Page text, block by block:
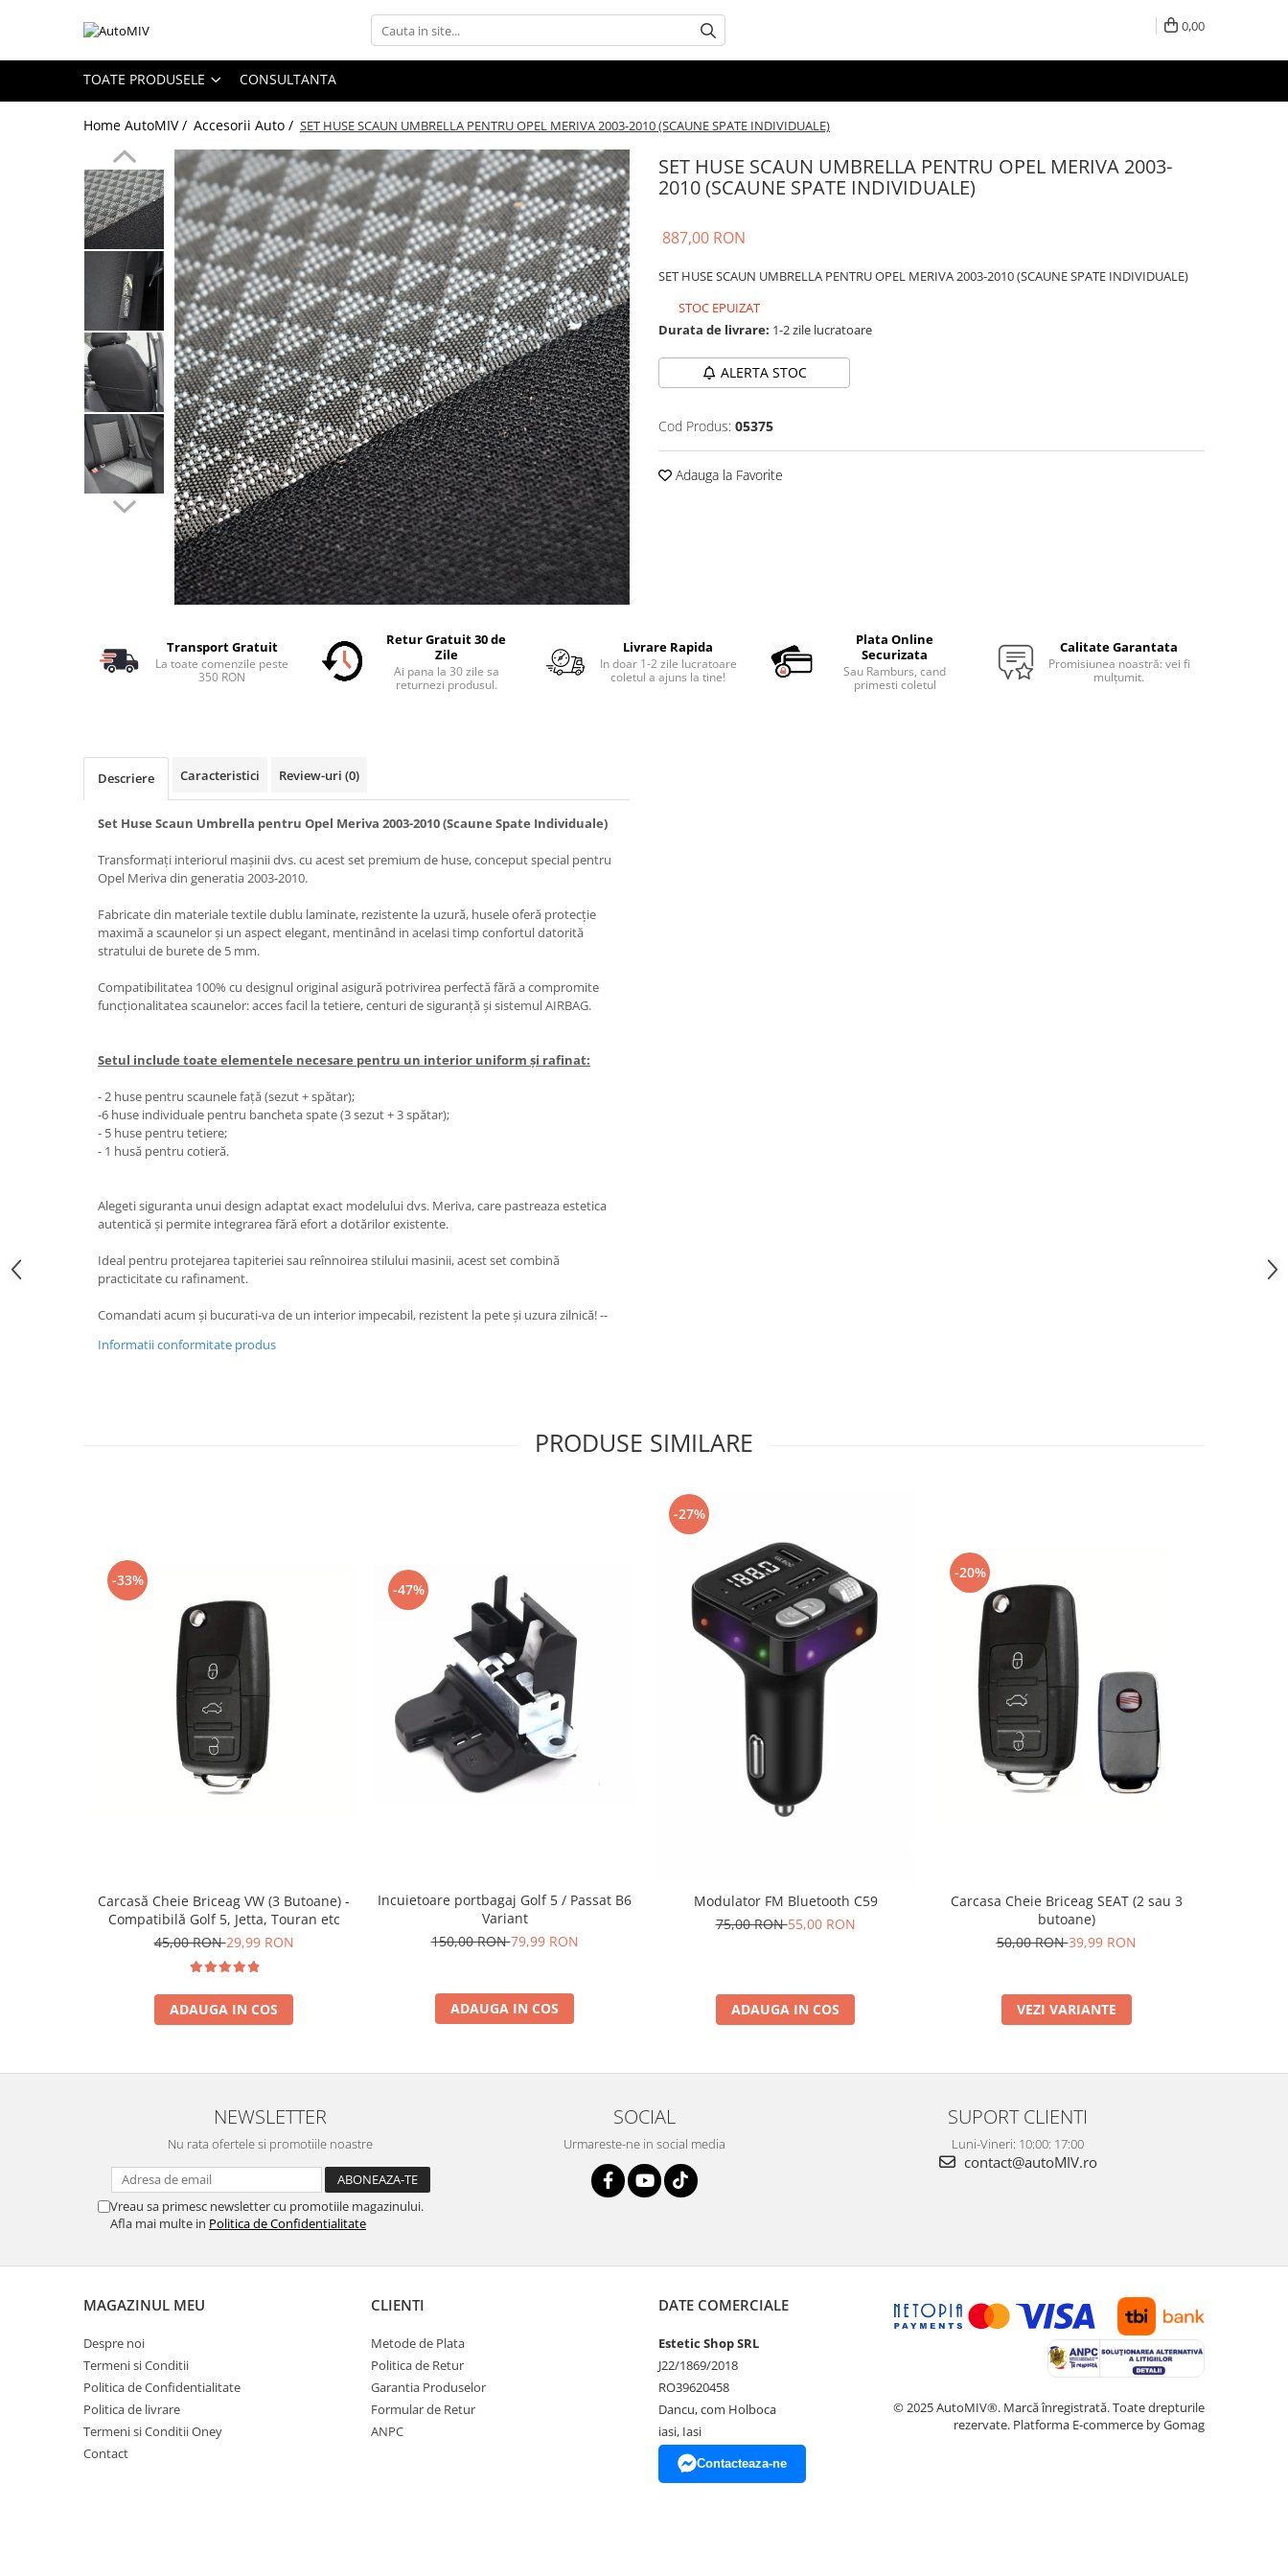
Toate Produsele
Oferta Saptamanii
Bloc Lumini
Butoane Reglare Oglinzi
Seturi Butoane
Butoane Blocare/Deblocare
Buton Clapeta Rezervor
Buton Portbagaj
Alte Butoane/Comutatoare
Butoane Semnalizare
Schimbatoare Viteze
Accesorii Auto
Accesorii Auto Exterior
Paravanturi Auto / Deflectoare Aer
Covorase Auto/ Presuri Auto
Seturi Interior
Accesorii Electronice Auto
Accesorii pentru Roti si Anvelope
Husa Anvelope
Organizatoare Auto
Accesorii LED
Piese Caroserie
Amortizoare Capota
Pompa Spalator Parbriz
Accesorii Camioane
Uleiuri si Lichide Auto
Aditivi DPF, Sistem Racire si
Produse Intretinere si Detailing
Lubrifianti si Spray-uri de Curatare
Articole Auto Sezoniere
0,00
TOATE PRODUSELE CONSULTANTA
Home AutoMIV / Accesorii Auto / SET HUSE SCAUN UMBRELLA PENTRU OPEL MERIVA 2003-2010 (SCAUNE SPATE INDIVIDUALE)
SET HUSE SCAUN UMBRELLA PENTRU OPEL MERIVA 2003-
2010 (SCAUNE SPATE INDIVIDUALE)
887,00 RON
SET HUSE SCAUN UMBRELLA PENTRU OPEL MERIVA 2003-2010 (SCAUNE SPATE INDIVIDUALE)
STOC EPUIZAT
Durata de livrare: 1-2 zile lucratoare
ALERTA STOC
Cod Produs: 05375
Adauga la Favorite
Transport Gratuit
La toate comenzile peste
350 RON
Retur Gratuit 30 de
Zile
Ai pana la 30 zile sa
returnezi produsul.
Livrare Rapida
In doar 1-2 zile lucratoare
coletul a ajuns la tine!
Plata Online
Securizata
Sau Ramburs, cand
primesti coletul
Calitate Garantata
Promisiunea noastră: vei fi
mulțumit.
Descriere Caracteristici Review-uri (0)
Set Huse Scaun Umbrella pentru Opel Meriva 2003-2010 (Scaune Spate Individuale)
Transformați interiorul mașinii dvs. cu acest set premium de huse, conceput special pentru
Opel Meriva din generatia 2003-2010.
Fabricate din materiale textile dublu laminate, rezistente la uzură, husele oferă protecție
maximă a scaunelor și un aspect elegant, mentinând in acelasi timp confortul datorită
stratului de burete de 5 mm.
Compatibilitatea 100% cu designul original asigură potrivirea perfectă fără a compromite
funcționalitatea scaunelor: acces facil la tetiere, centuri de siguranță și sistemul AIRBAG.
Setul include toate elementele necesare pentru un interior uniform și rafinat:
- 2 huse pentru scaunele față (sezut + spătar);
-6 huse individuale pentru bancheta spate (3 sezut + 3 spătar);
- 5 huse pentru tetiere;
- 1 husă pentru cotieră.
Alegeti siguranta unui design adaptat exact modelului dvs. Meriva, care pastreaza estetica
autentică și permite integrarea fără efort a dotărilor existente.
Ideal pentru protejarea tapiteriei sau reînnoirea stilului masinii, acest set combină
practicitate cu rafinament.
Comandati acum și bucurati-va de un interior impecabil, rezistent la pete și uzura zilnică! --
Informatii conformitate produs
PRODUSE SIMILARE
-33%
Carcasă Cheie Briceag VW (3 Butoane) -
Compatibilă Golf 5, Jetta, Touran etc
45,00 RON29,99 RON
ADAUGA IN COS
-47%
Incuietoare portbagaj Golf 5 / Passat B6
Variant
150,00 RON79,99 RON
ADAUGA IN COS
-27%
Modulator FM Bluetooth C59
75,00 RON55,00 RON
ADAUGA IN COS
-20%
Carcasa Cheie Briceag SEAT (2 sau 3
butoane)
50,00 RON39,99 RON
VEZI VARIANTE
NEWSLETTER
Nu rata ofertele si promotiile noastre
Vreau sa primesc newsletter cu promotiile magazinului.
Afla mai multe in Politica de Confidentialitate
SOCIAL
Urmareste-ne in social media
SUPORT CLIENTI
Luni-Vineri: 10:00: 17:00
contact@autoMIV.ro
MAGAZINUL MEU
Despre noi
Termeni si Conditii
Politica de Confidentialitate
Politica de livrare
Termeni si Conditii Oney
Contact
CLIENTI
Metode de Plata
Politica de Retur
Garantia Produselor
Formular de Retur
ANPC
DATE COMERCIALE
Estetic Shop SRL
J22/1869/2018
RO39620458
Dancu, com Holboca
iasi, Iasi
Contacteaza-ne
© 2025 AutoMIV®. Marcă înregistrată. Toate drepturile
rezervate. Platforma E-commerce by Gomag